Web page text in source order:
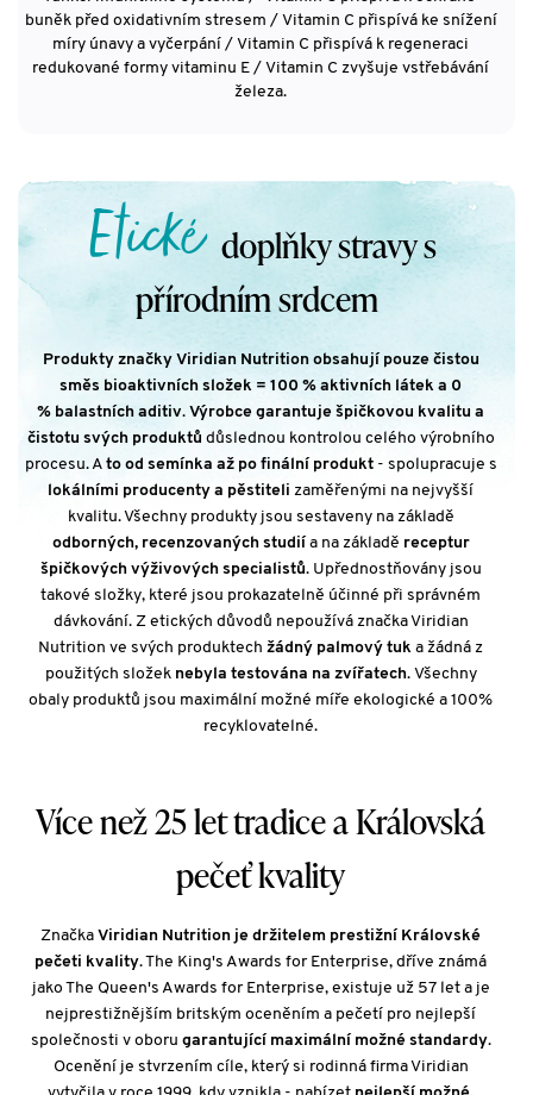
buněk před oxidativním stresem / Vitamin C přispívá ke snížení
míry únavy a vyčerpání / Vitamin C přispívá k regeneraci
redukované formy vitaminu E / Vitamin C zvyšuje vstřebávání
železa.
Etickédoplňky stravy s
přírodním srdcem
Produkty značky Viridian Nutrition obsahují pouze čistou
směs bioaktivních složek = 100 % aktivních látek a 0
% balastních aditiv. Výrobce garantuje špičkovou kvalitu a
čistotu svých produktů důslednou kontrolou celého výrobního
procesu. A to od semínka až po finální produkt- spolupracuje s
lokálními producenty a pěstiteli zaměřenými na nejvyšší
kvalitu. Všechny produkty jsou sestaveny na základě
odborných, recenzovaných studií a na základě receptur
špičkových výživových specialistů. Upřednostňovány jsou
takové složky, které jsou prokazatelně účinné při správném
dávkování. Z etických důvodů nepoužívá značka Viridian
Nutrition ve svých produktech žádný palmový tuk a žádná z
použitých složek nebyla testována na zvířatech. Všechny
obaly produktů jsou maximální možné míře ekologické a 100%
recyklovatelné.
Více než 25 let tradice a Královská
pečeť kvality
Značka Viridian Nutrition je držitelem prestižní Královské
pečeti kvality. The King's Awards for Enterprise, dříve známá
jako The Queen's Awards for Enterprise, existuje už 57 let a je
nejprestižnějším britským oceněním a pečetí pro nejlepší
společnosti v oboru garantující maximální možné standardy.
Ocenění je stvrzením cíle, který si rodinná firma Viridian